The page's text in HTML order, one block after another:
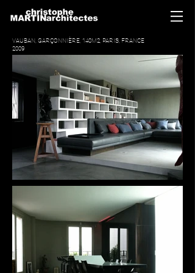
VAUBAN, GARÇONNIÈRE, 140M2, PARIS, FRANCE
2009